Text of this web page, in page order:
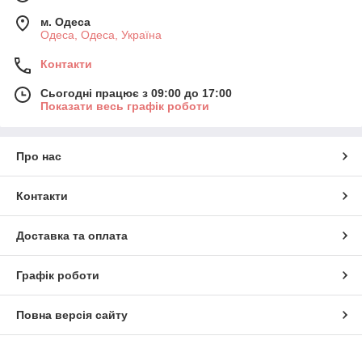
м. Одеса
Одеса, Одеса, Україна
Контакти
Сьогодні працює з 09:00 до 17:00
Показати весь графік роботи
Про нас
Контакти
Доставка та оплата
Графік роботи
Повна версія сайту